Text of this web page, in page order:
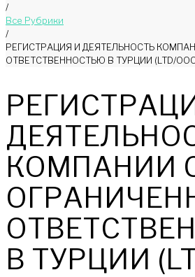
/
Bce Pyбрики
/
РЕГИСТРАЦИЯ И ДЕЯТЕЛЬНОСТЬ
ОТВЕТСТВЕННОСТЬЮ В ТУРЦИИ (LTD/
КОМПАНИИ
В ТУРЦИИ